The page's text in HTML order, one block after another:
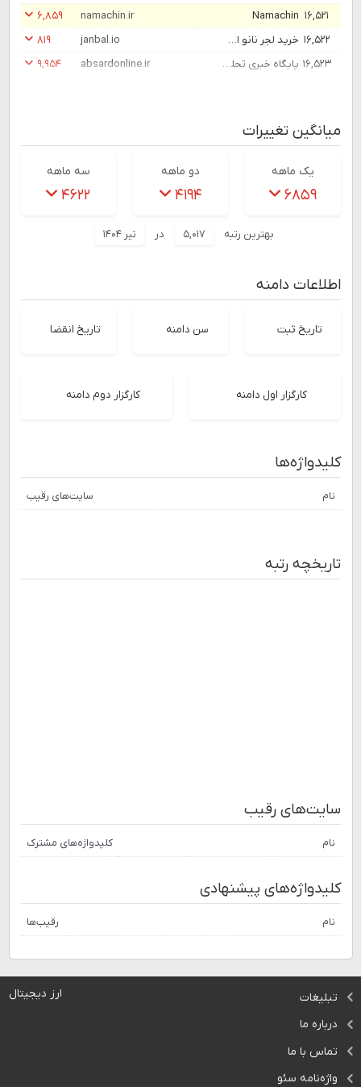
۱۶,۵۲۱ Namachin
namachin.ir
۶,۸۵۹
۱۶,۵۲۲
خرید لجر نانو اس پلاس janbal.io
۸۱۹
۱۶,۵۲۳
پایگاه خبری تحلیلی شهر آبسرد دماوند – اخبار و مطالبات تحلیلی شهر آبسرد دماوند absardonline.ir ۹,۹۵۴
میانگین تغییرات
یک ماهه
۶۸۵۹
دو ماهه
۴۱۹۴
سه ماهه
۴۶۲۲
بهترین رتبه ۵,۰۱۷ در تیر ۱۴۰۴
اطلاعات دامنه
تاریخ ثبت سن دامنه تاریخ انقضا
کارگزار اول دامنه کارگزار دوم دامنه
کلیدواژه‌ها
نام سایت‌های رقیب
تاریخچه رتبه
سایت‌های رقیب
نام کلیدواژه‌های مشترک
کلیدواژه‌های پیشنهادی
نام رقیب‌ها
ارز دیجیتال
تبلیغات
درباره ما
تماس با ما
واژه‌نامه سئو